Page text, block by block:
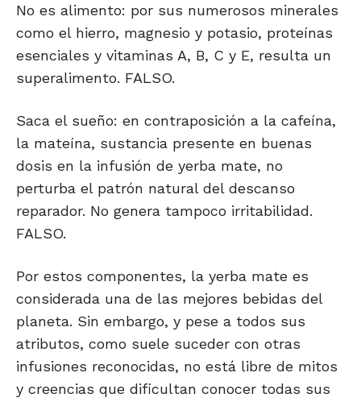
No es alimento: por sus numerosos minerales
como el hierro, magnesio y potasio, proteínas
esenciales y vitaminas A, B, C y E, resulta un
superalimento. FALSO.
Saca el sueño: en contraposición a la cafeína,
la mateína, sustancia presente en buenas
dosis en la infusión de yerba mate, no
perturba el patrón natural del descanso
reparador. No genera tampoco irritabilidad.
FALSO.
Por estos componentes, la yerba mate es
considerada una de las mejores bebidas del
planeta. Sin embargo, y pese a todos sus
atributos, como suele suceder con otras
infusiones reconocidas, no está libre de mitos
y creencias que dificultan conocer todas sus